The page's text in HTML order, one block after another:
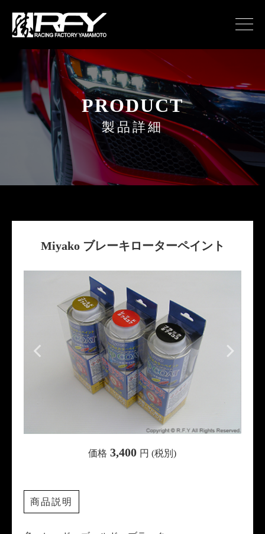
PRODUCT
製品詳細
Miyako ブレーキローターペイント
価格 3,400 円 (税別)
商品説明